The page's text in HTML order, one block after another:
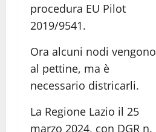
procedura EU Pilot
2019/9541.
Ora alcuni nodi vengono
al pettine, ma è
necessario districarli.
La Regione Lazio il 25
marzo 2024, con DGR n.